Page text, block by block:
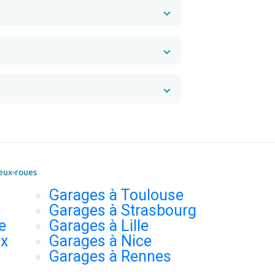
roues
Garages à Toulouse
Garages à Strasbourg
Garages à Lille
Garages à Nice
Garages à Rennes